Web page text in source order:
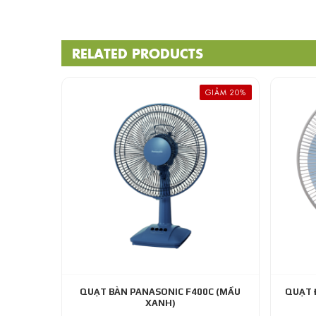
RELATED PRODUCTS
GIẢM 20%
QUẠT BÀN PANASONIC F400C (MẦU
XANH)
QUẠT